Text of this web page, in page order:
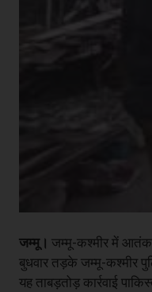
जम्मू। जम्मू-कश्मीर में
बुधवार तड़के जम्मू-कश्मीर
यह ताबड़तोड़ कार्रवाई